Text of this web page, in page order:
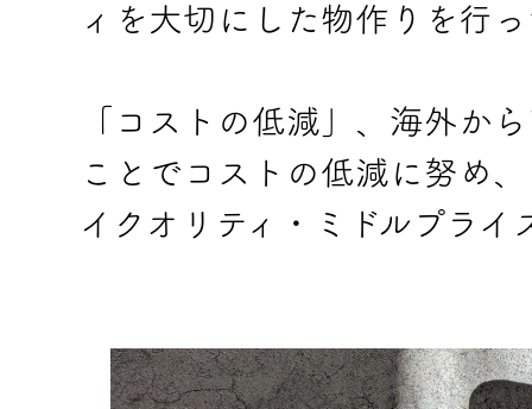
ィを大切にした物作りを行
「コストの低減」、海外か
ことでコストの低減に努め
イクオリティ・ミドルプライ